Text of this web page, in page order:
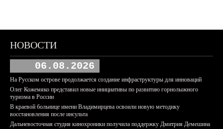
НОВОСТИ
06.08.2026
На Русском острове продолжается создание инфраструктуры для инноваций
Олег Кожемяко представил новые инициативы по развитию горнолыжного
туризма в России
В краевой больнице имени Владимирцева освоили новую методику
восстановления после инсульта
Дальневосточная студия кинохроники получила поддержку Дмитрия Демешина